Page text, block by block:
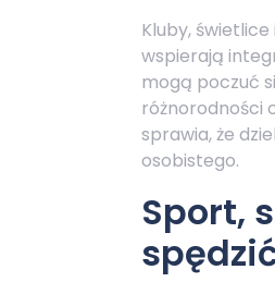
Kluby,
wspierają
mogą poczuć
różnorodności
sprawia, że
osobistego.
Sport,